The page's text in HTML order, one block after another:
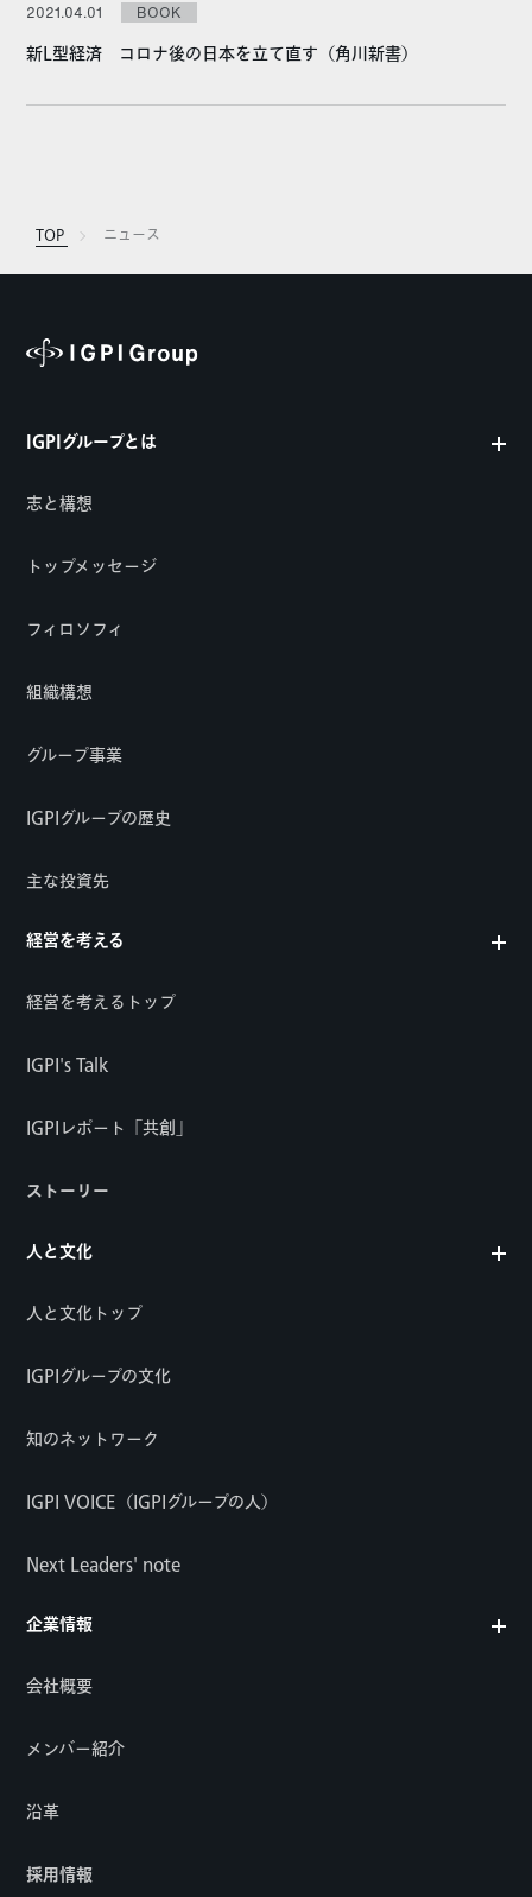
2021.04.01 BOOK
新L型経済 コロナ後の日本を立て直す（角川新書）
TOP ニュース
IGPIグループとは
志と構想
トップメッセージ
フィロソフィ
組織構想
グループ事業
IGPIグループの歴史
主な投資先
経営を考える
経営を考えるトップ
IGPI's Talk
IGPIレポート「共創」
ストーリー
人と文化
人と文化トップ
IGPIグループの文化
知のネットワーク
IGPI VOICE（IGPIグループの人）
Next Leaders' note
企業情報
会社概要
メンバー紹介
沿革
採用情報